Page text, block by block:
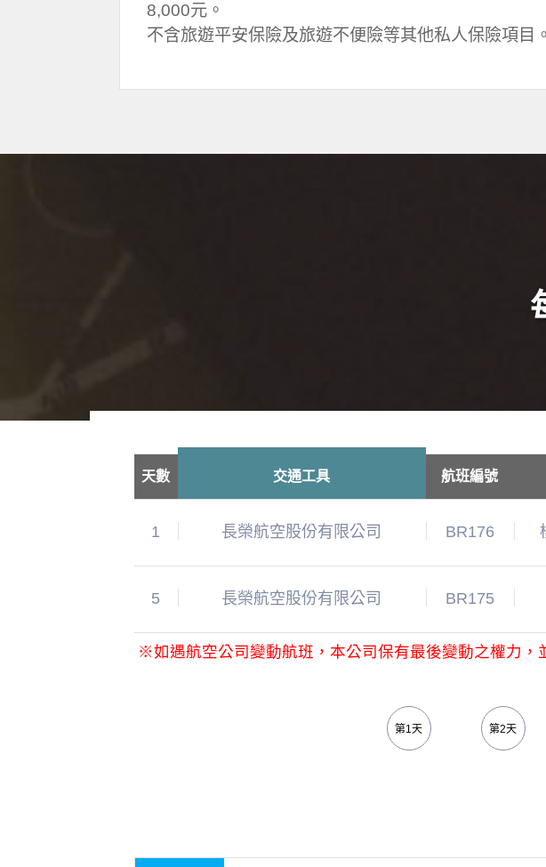
8,000元。
不含旅遊平安保險及旅遊不便險等其他私人保險項目。
天數 交通工具 航班編號
1 長榮航空股份有限公司 BR176
5 長榮航空股份有限公司 BR175
※如遇航空公司變動航班，本公司保有最後變動之權力，
第1天 第2天